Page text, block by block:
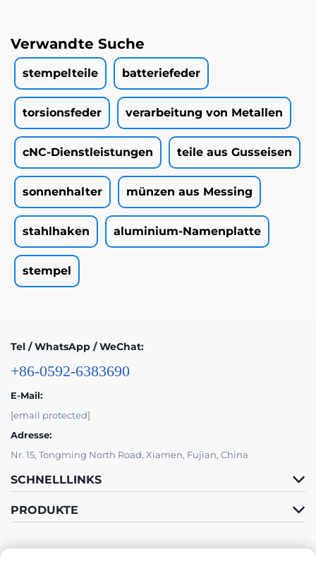
Verwandte Suche
stempelteile batteriefeder
torsionsfeder verarbeitung von Metallen
cNC-Dienstleistungen teile aus Gusseisen
sonnenhalter münzen aus Messing
stahlhaken aluminium-Namenplatte
stempel
Tel / WhatsApp / WeChat:
+86-0592-6383690
E-Mail:
[email protected]
Adresse:
Nr. 15, Tongming North Road, Xiamen, Fujian, China
SCHNELLLINKS
PRODUKTE